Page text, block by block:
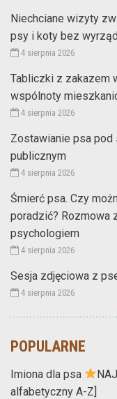
Niechciane wizyty
psy i koty bez
4 sierpnia 2026
Tabliczki z zakazem
wspólnoty
4 sierpnia 2026
Zostawianie psa pod
publicznym
4 sierpnia 2026
Śmierć psa. Czy
poradzić? Rozmowa
psychologiem
4 sierpnia 2026
Sesja zdjęciowa z
4 sierpnia 2026
POPULARNE
Imiona dla psa
alfabetyczny A-Z]